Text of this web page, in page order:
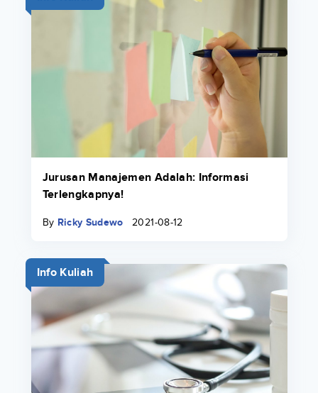
Jurusan Manajemen Adalah: Informasi
Terlengkapnya!
By Ricky Sudewo 2021-08-12
Info Kuliah